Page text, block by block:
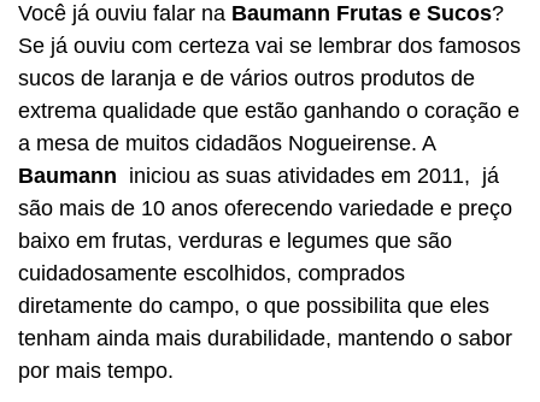
Você já ouviu falar na Baumann Frutas e Sucos?
Se já ouviu com certeza vai se lembrar dos famosos
sucos de laranja e de vários outros produtos de
extrema qualidade que estão ganhando o coração e
a mesa de muitos cidadãos Nogueirense. A
Baumann iniciou as suas atividades em 2011, já
são mais de 10 anos oferecendo variedade e preço
baixo em frutas, verduras e legumes que são
cuidadosamente escolhidos, comprados
diretamente do campo, o que possibilita que eles
tenham ainda mais durabilidade, mantendo o sabor
por mais tempo.